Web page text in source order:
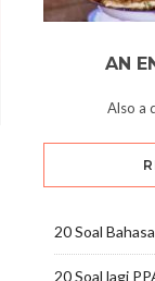
AN
Also a
20 Soal
20 Soal lagi